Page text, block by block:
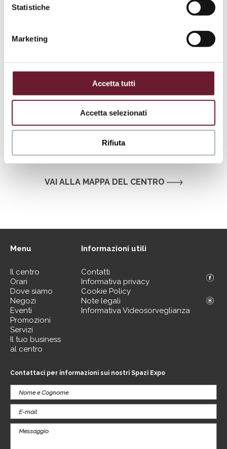
Statistiche
Marketing
Accetta tutti
Accetta selezionati
Rifiuta
VAI ALLA MAPPA DEL CENTRO
Menu
Il centro
Orari
Dove siamo
Negozi
Eventi
Promozioni
Servizi
Il tuo business
al centro
Informazioni utili
Contatti
Informativa privacy
Cookie Policy
Note legali
Informativa Videosorveglianza
Contattaci per informazioni sui nostri Spazi Expo